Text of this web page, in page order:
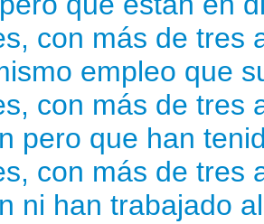
con más de tres
empleo que
con más de tres
pero que han
con más de tres
ni han trabajado